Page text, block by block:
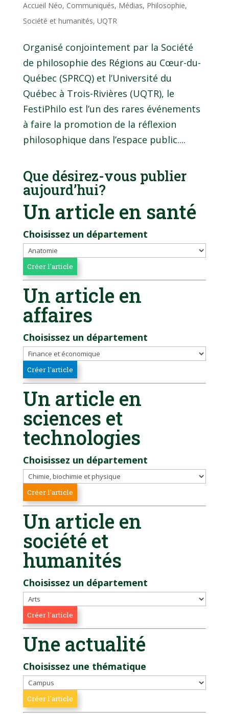
Accueil Néo, Communiqués, Médias, Philosophie,
Société et humanités, UQTR
Organisé conjointement par la Société
de philosophie des Régions au Cœur-du-
Québec (SPRCQ) et l’Université du
Québec à Trois-Rivières (UQTR), le
FestiPhilo est l’un des rares événements
à faire la promotion de la réflexion
philosophique dans l’espace public....
Que désirez-vous publier
aujourd’hui?
Un article en santé
Choisissez un département
Un article en
affaires
Choisissez un département
Un article en
sciences et
technologies
Choisissez un département
Un article en
société et
humanités
Choisissez un département
Une actualité
Choisissez une thématique